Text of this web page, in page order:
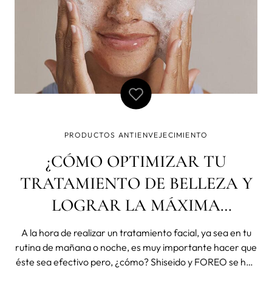
PRODUCTOS ANTIENVEJECIMIENTO
¿CÓMO OPTIMIZAR TU
TRATAMIENTO DE BELLEZA Y
LOGRAR LA MÁXIMA
EFECTIVIDAD DE TUS
COSMÉTICOS?
A la hora de realizar un tratamiento facial, ya sea en tu
rutina de mañana o noche, es muy importante hacer que
éste sea efectivo pero, ¿cómo? Shiseido y FOREO se han